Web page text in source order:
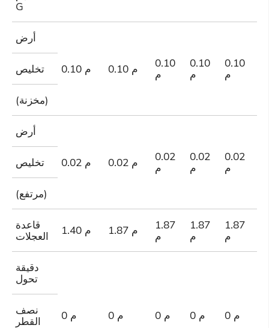
G
0.10 م 0.10 م
0.10
م
0.10
م
0.10
م
تخليص
(مخزنة)
0.02 م 0.02 م
0.02
م
0.02
م
0.02
م
تخليص
(مرتفع)
قاعدة
العجلات
1.40 م 1.87 م
1.87
م
1.87
م
1.87
م
دقيقة
0 م 0 م 0 م 0 م 0 م
نصف
القطر